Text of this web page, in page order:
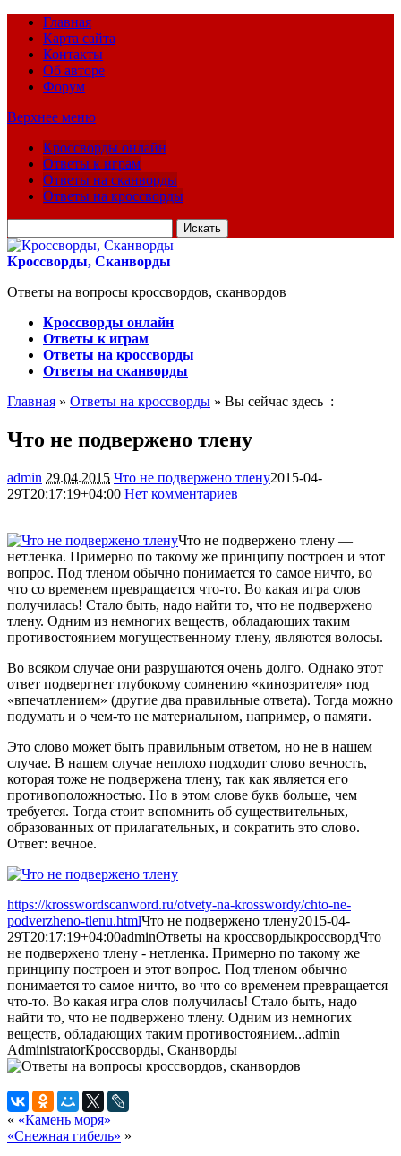
Главная
Карта сайта
Контакты
Об авторе
Форум
Верхнее меню
Кроссворды онлайн
Ответы к играм
Ответы на сканворды
Ответы на кроссворды
для:
Кроссворды, Сканворды
Ответы на вопросы кроссвордов, сканвордов
Кроссворды онлайн
Ответы к играм
Ответы на кроссворды
Ответы на сканворды
Главная » Ответы на кроссворды » Вы сейчас здесь :
Что не подвержено тлену
admin 29.04.2015 Что не подвержено тлену2015-04-
29T20:17:19+04:00 Нет комментариев
Что не подвержено тлену —
нетленка. Примерно по такому же принципу построен и этот
вопрос. Под тленом обычно понимается то самое ничто, во
что со временем превращается что-то. Во какая игра слов
получилась! Стало быть, надо найти то, что не подвержено
тлену. Одним из немногих веществ, обладающих таким
противостоянием могущественному тлену, являются волосы.
Во всяком случае они разрушаются очень долго. Однако этот
ответ подвергнет глубокому сомнению «кинозрителя» под
«впечатлением» (другие два правильные ответа). Тогда можно
подумать и о чем-то не материальном, например, о памяти.
Это слово может быть правильным ответом, но не в нашем
случае. В нашем случае неплохо подходит слово вечность,
которая тоже не подвержена тлену, так как является его
противоположностью. Но в этом слове букв больше, чем
требуется. Тогда стоит вспомнить об существительных,
образованных от прилагательных, и сократить это слово.
Ответ: вечное.
https://krosswordscanword.ru/otvety-na-krosswordy/chto-ne-
podverzheno-tlenu.htmlЧто не подвержено тлену2015-04-
29T20:17:19+04:00adminОтветы на кроссвордыкроссвордЧто
не подвержено тлену - нетленка. Примерно по такому же
принципу построен и этот вопрос. Под тленом обычно
понимается то самое ничто, во что со временем превращается
что-то. Во какая игра слов получилась! Стало быть, надо
найти то, что не подвержено тлену. Одним из немногих
веществ, обладающих таким противостоянием...admin
AdministratorКроссворды, Сканворды
« «Камень моря»
«Снежная гибель» »